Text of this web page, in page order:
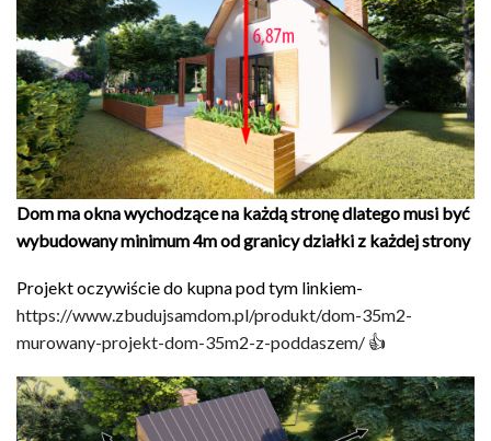
Dom ma okna wychodzące na każdą stronę dlatego musi być
wybudowany minimum 4m od granicy działki z każdej strony
Projekt oczywiście do kupna pod tym linkiem-
https://www.zbudujsamdom.pl/produkt/dom-35m2-
murowany-projekt-dom-35m2-z-poddaszem/ 👍